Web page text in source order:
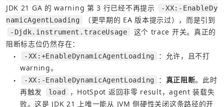
JDK 21 GA 的 warning 第 3 行已经不再提示
-XX:-EnableDy
namicAgentLoading
（更早期的 EA 版本提示过），而是引到
-Djdk.instrument.traceUsage
这个 trace 开关。真正的
阻断标志位仍然存在：
● -XX:+EnableDynamicAgentLoading
：允许，且不打
warning。
● -XX:-EnableDynamicAgentLoading ： 真正阻断。此时
再触发
load
，HotSpot 返回非零 result，agent 装载失
败。这是 JDK 21 上唯一能从 JVM 侧硬性关闭这条路径的开